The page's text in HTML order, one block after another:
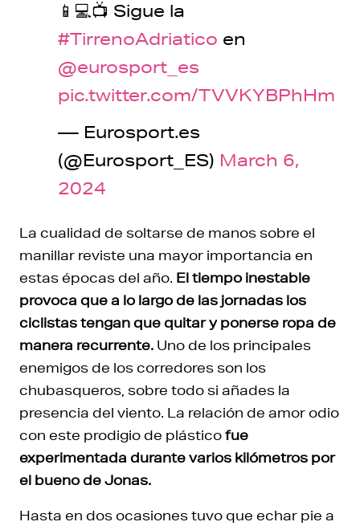
📱💻📺 Sigue la
#TirrenoAdriatico en
@eurosport_es
pic.twitter.com/TVVKYBPhHm
— Eurosport.es
(@Eurosport_ES) March 6,
2024
La cualidad de soltarse de manos sobre el
manillar reviste una mayor importancia en
estas épocas del año. El tiempo inestable
provoca que a lo largo de las jornadas los
ciclistas tengan que quitar y ponerse ropa de
manera recurrente. Uno de los principales
enemigos de los corredores son los
chubasqueros, sobre todo si añades la
presencia del viento. La relación de amor odio
con este prodigio de plásticofue
experimentada durante varios kilómetros por
el bueno de Jonas.
Hasta en dos ocasiones tuvo que echar pie a